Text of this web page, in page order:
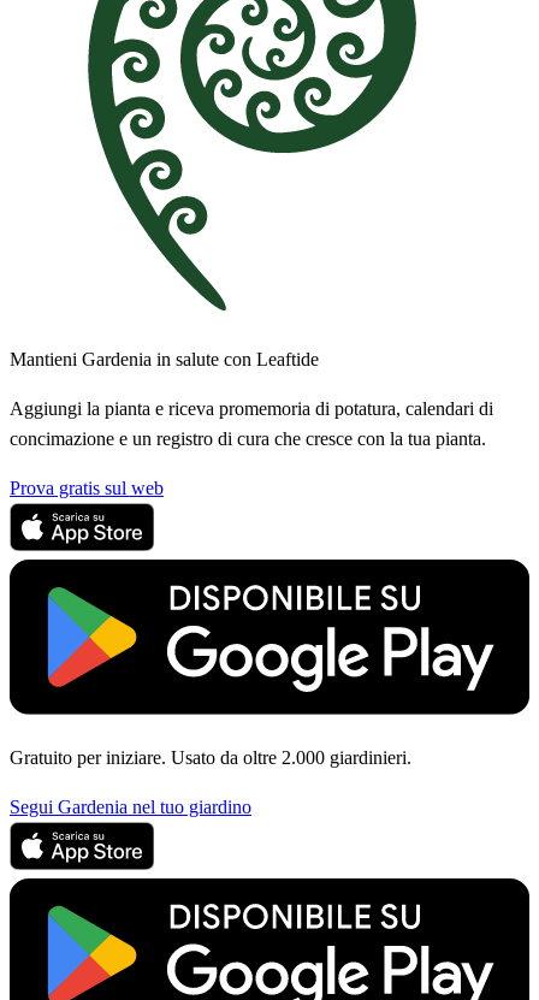
Mantieni Gardenia in salute con Leaftide
Aggiungi la pianta e riceva promemoria di potatura, calendari di
concimazione e un registro di cura che cresce con la tua pianta.
Prova gratis sul web
Gratuito per iniziare. Usato da oltre 2.000 giardinieri.
Segui Gardenia nel tuo giardino